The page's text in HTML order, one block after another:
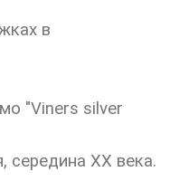
в
"Viners silver
середина ХХ века.